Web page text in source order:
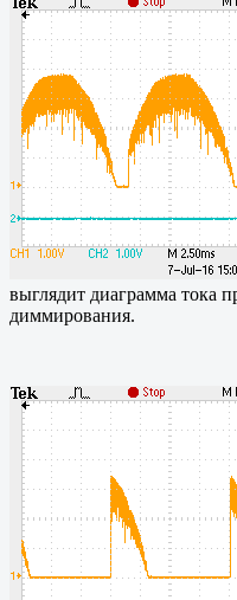
выглядит диаграмма тока
диммирования.